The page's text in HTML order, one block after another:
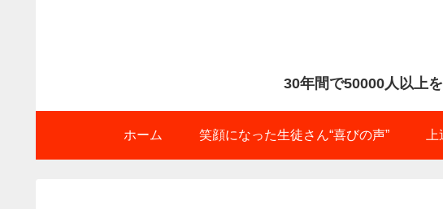
30年間で50000人以上を
ホーム 笑顔になった生徒さん“喜びの声”